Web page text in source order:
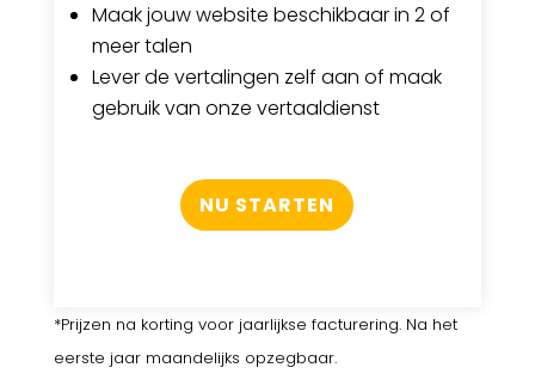
Maak jouw website beschikbaar in 2 of
meer talen
Lever de vertalingen zelf aan of maak
gebruik van onze vertaaldienst
NU STARTEN
*Prijzen na korting voor jaarlijkse facturering. Na het
eerste jaar maandelijks opzegbaar.